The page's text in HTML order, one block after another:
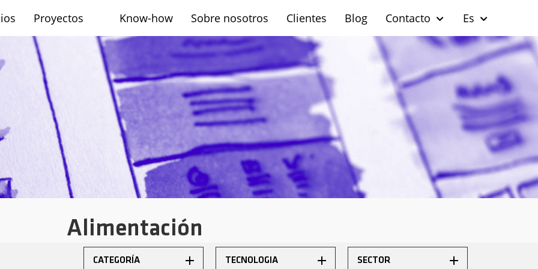
Proyectos Know-how Sobre nosotros Clientes Blog Contacto Es
Alimentación
CATEGORÍA TECNOLOGIA SECTOR